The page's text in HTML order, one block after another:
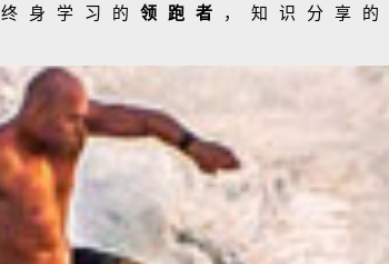
终身学习的 领跑者 ，知识分享的